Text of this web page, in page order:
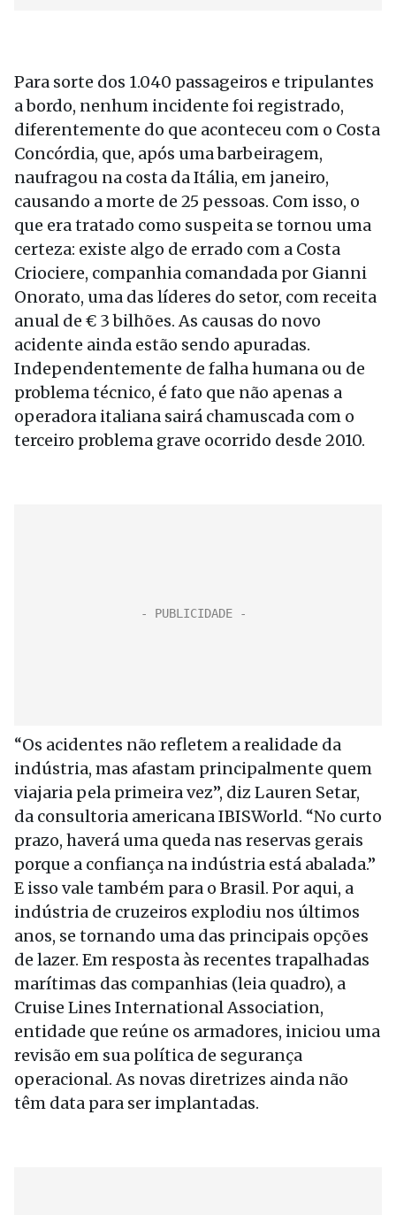
Para sorte dos 1.040 passageiros e tripulantes
a bordo, nenhum incidente foi registrado,
diferentemente do que aconteceu com o Costa
Concórdia, que, após uma barbeiragem,
naufragou na costa da Itália, em janeiro,
causando a morte de 25 pessoas. Com isso, o
que era tratado como suspeita se tornou uma
certeza: existe algo de errado com a Costa
Criociere, companhia comandada por Gianni
Onorato, uma das líderes do setor, com receita
anual de € 3 bilhões. As causas do novo
acidente ainda estão sendo apuradas.
Independentemente de falha humana ou de
problema técnico, é fato que não apenas a
operadora italiana sairá chamuscada com o
terceiro problema grave ocorrido desde 2010.
“Os acidentes não refletem a realidade da
indústria, mas afastam principalmente quem
viajaria pela primeira vez”, diz Lauren Setar,
da consultoria americana IBISWorld. “No curto
prazo, haverá uma queda nas reservas gerais
porque a confiança na indústria está abalada.”
E isso vale também para o Brasil. Por aqui, a
indústria de cruzeiros explodiu nos últimos
anos, se tornando uma das principais opções
de lazer. Em resposta às recentes trapalhadas
marítimas das companhias (leia quadro), a
Cruise Lines International Association,
entidade que reúne os armadores, iniciou uma
revisão em sua política de segurança
operacional. As novas diretrizes ainda não
têm data para ser implantadas.